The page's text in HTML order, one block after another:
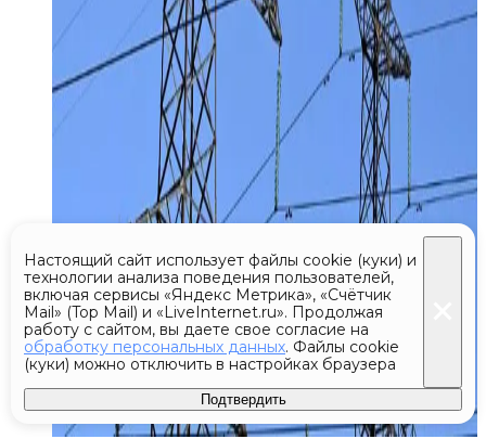
Настоящий сайт использует файлы cookie (куки) и
технологии анализа поведения пользователей,
включая сервисы «Яндекс Метрика», «Счётчик
Mail» (Top Mail) и «LiveInternet.ru». Продолжая
работу с сайтом, вы даете свое согласие на
обработку персональных данных. Файлы cookie
(куки) можно отключить в настройках браузера
Подтвердить